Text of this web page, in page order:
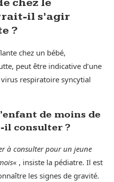
chez le
il s’agir
?
chez un bébé,
peut être indicative d’une
respiratoire syncytial
de moins de
il consulter ?
à consulter pour un jeune
« , insiste la pédiatre. Il est
les signes de gravité.